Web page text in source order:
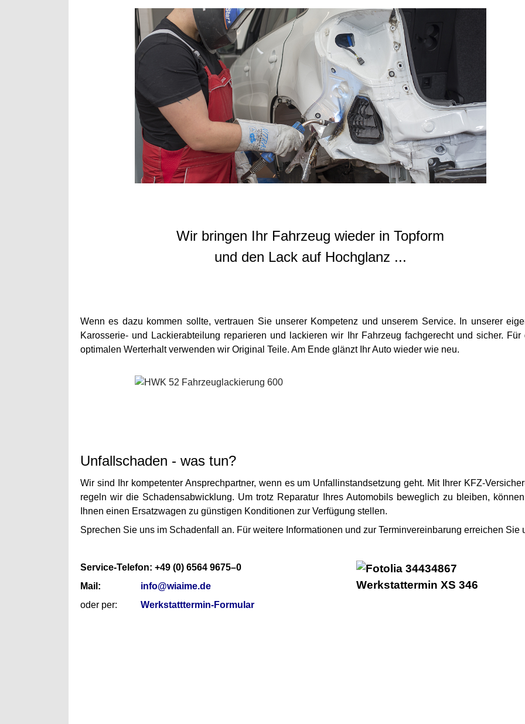
Wir bringen Ihr Fahrzeug wieder in Topform
und den Lack auf Hochglanz ...
Wenn es dazu kommen sollte, vertrauen Sie unserer Kompetenz und unserem Service. In unserer
Karosserie- und Lackierabteilung reparieren und lackieren wir Ihr Fahrzeug fachgerecht und sicher. Für
optimalen Werterhalt verwenden wir Original Teile. Am Ende glänzt Ihr Auto wieder wie neu.
Unfallschaden - was tun?
Wir sind Ihr kompetenter Ansprechpartner, wenn es um Unfallinstandsetzung geht. Mit Ihrer KFZ-
regeln wir die Schadensabwicklung. Um trotz Reparatur Ihres Automobils beweglich zu bleiben,
Ihnen einen Ersatzwagen zu günstigen Konditionen zur Verfügung stellen.
Sprechen Sie uns im Schadenfall an. Für weitere Informationen und zur Terminvereinbarung erreichen Sie
Service-Telefon: +49 (0) 6564 9675–0
Mail:
info@wiaime.de
oder per:
Werkstatttermin-Formular